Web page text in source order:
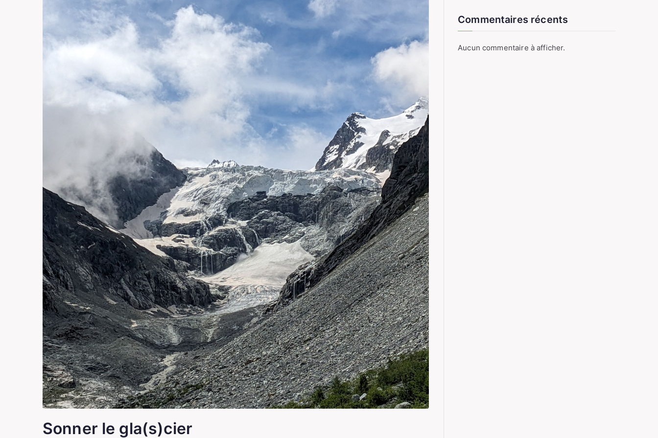
Sonner le gla(s)cier
Commentaires récents
Aucun commentaire à afficher.